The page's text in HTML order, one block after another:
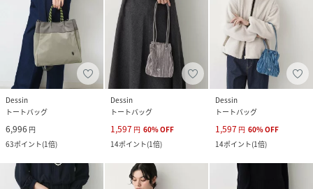
Dessin
トートバッグ
6,996 円
63ポイント(1倍)
Dessin
トートバッグ
1,597 円 60%OFF
14ポイント(1倍)
Dessin
トートバッグ
1,597 円 60%OFF
14ポイント(1倍)